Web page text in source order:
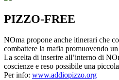
PIZZO-FREE
NOma propone anche itinerari che
combattere la mafia promuovendo
La scelta di inserire all’interno di
coscienze e reso possibile una
Per info: www.addiopizzo.org